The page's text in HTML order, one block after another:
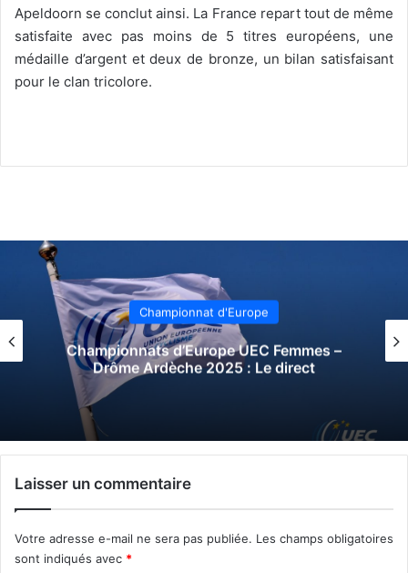
Apeldoorn se conclut ainsi. La France repart tout de même
satisfaite avec pas moins de 5 titres européens, une
médaille d’argent et deux de bronze, un bilan satisfaisant
pour le clan tricolore.
–
Championnat d'Europe
Championnats d’Europe UEC –
2021 : Le direct de la course
Laisser un commentaire
Votre adresse e-mail ne sera pas publiée. Les champs obligatoires
sont indiqués avec *